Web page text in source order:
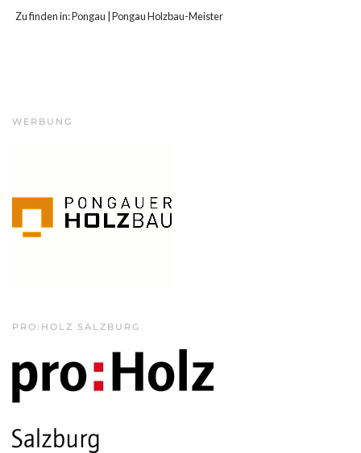
Zu finden in:Pongau Pongau Holzbau-Meister
WERBUNG
PRO:HOLZ SALZBURG